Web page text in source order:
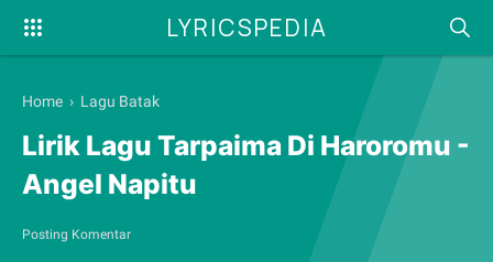
LYRICSPEDIA
Home › Lagu Batak
Lirik Lagu Tarpaima Di Haroromu -
Angel Napitu
Posting Komentar